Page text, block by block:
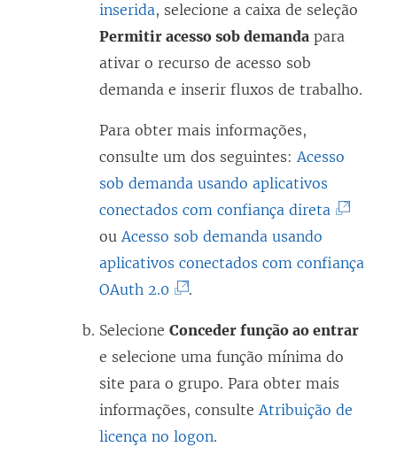
inserida, selecione a caixa de seleção
Permitir acesso sob demanda para
ativar o recurso de acesso sob
demanda e inserir fluxos de trabalho.
Para obter mais informações,
consulte um dos seguintes:Acesso
sob demanda usando aplicativos
conectados com confiança direta
l
ouAcesso sob demanda usando
aplicativos conectados com confiança
OAuth 2.0
.
Selecione Conceder função ao entrar
e selecione uma função mínima do
site para o grupo. Para obter mais
informações, consulteAtribuição de
licença no logon.